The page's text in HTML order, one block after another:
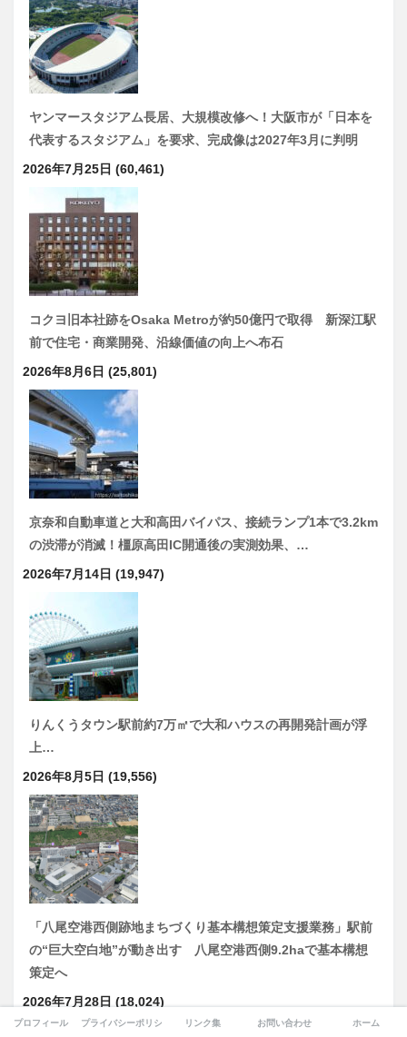
ヤンマースタジアム長居、大規模改修へ！大阪市が「日本を
代表するスタジアム」を要求、完成像は2027年3月に判明
2026年7月25日 (60,461)
コクヨ旧本社跡をOsaka Metroが約50億円で取得 新深江駅
前で住宅・商業開発、沿線価値の向上へ布石
2026年8月6日 (25,801)
京奈和自動車道と大和高田バイパス、接続ランプ1本で3.2km
の渋滞が消滅！橿原高田IC開通後の実測効果、…
2026年7月14日 (19,947)
りんくうタウン駅前約7万㎡で大和ハウスの再開発計画が浮
上…
2026年8月5日 (19,556)
「八尾空港西側跡地まちづくり基本構想策定支援業務」駅前
の“巨大空白地”が動き出す 八尾空港西側9.2haで基本構想
策定へ
2026年7月28日 (18,024)
プロフィール プライバシーポリシー リンク集 お問い合わせ ホーム